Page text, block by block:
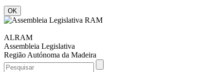
ALRAM
Assembleia Legislativa
Região Autónoma da Madeira